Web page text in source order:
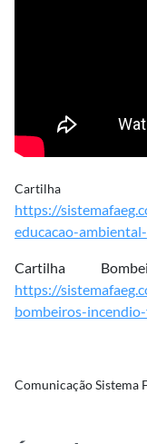
Cartilha
https://
educacao-
Cartilha
https://
bombeiros-
Comunicação Sistema